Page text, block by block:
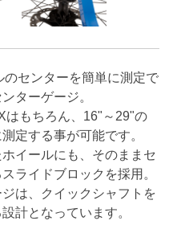
センターを簡単に測定で
ターゲージ。
はもちろん、16"～29"の
定する事が可能です。
イールにも、そのままセ
ライドブロックを採用。
は、クイックシャフトを
計となっています。